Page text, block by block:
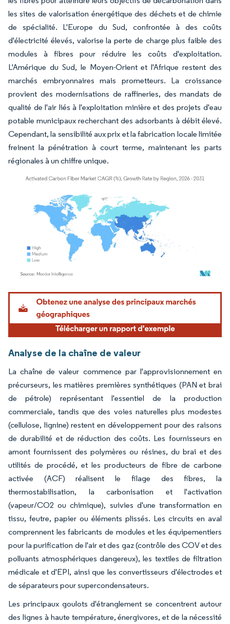
les sites de valorisation énergétique des déchets et de chimie
de spécialité. L'Europe du Sud, confrontée à des coûts
d'électricité élevés, valorise la perte de charge plus faible des
modules à fibres pour réduire les coûts d'exploitation.
L'Amérique du Sud, le Moyen-Orient et l'Afrique restent des
marchés embryonnaires mais prometteurs. La croissance
provient des modernisations de raffineries, des mandats de
qualité de l'air liés à l'exploitation minière et des projets d'eau
potable municipaux recherchant des adsorbants à débit élevé.
Cependant, la sensibilité aux prix et la fabrication locale limitée
freinent la pénétration à court terme, maintenant les parts
régionales à un chiffre unique.
Image © Mordor Intelligence. La réutilisation nécessite une attribution sous CC BY
Analyse de la chaîne de valeur
La chaîne de valeur commence par l'approvisionnement en
précurseurs, les matières premières synthétiques (PAN et brai
de pétrole) représentant l'essentiel de la production
commerciale, tandis que des voies naturelles plus modestes
(cellulose, lignine) restent en développement pour des raisons
de durabilité et de réduction des coûts. Les fournisseurs en
amont fournissent des polymères ou résines, du brai et des
utilités de procédé, et les producteurs de fibre de carbone
activée (ACF) réalisent le filage des fibres, la
thermostabilisation, la carbonisation et l'activation
(vapeur/CO2 ou chimique), suivies d'une transformation en
tissu, feutre, papier ou éléments plissés. Les circuits en aval
comprennent les fabricants de modules et les équipementiers
pour la purification de l'air et des gaz (contrôle des COV et des
polluants atmosphériques dangereux), les textiles de filtration
médicale et d'EPI, ainsi que les convertisseurs d'électrodes et
de séparateurs pour supercondensateurs.
Les principaux goulots d'étranglement se concentrent autour
des lignes à haute température, énergivores, et de la nécessité